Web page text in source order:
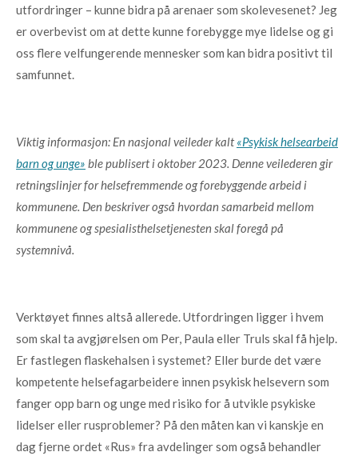
utfordringer – kunne bidra på arenaer som skolevesenet? Jeg
er overbevist om at dette kunne forebygge mye lidelse og gi
oss flere velfungerende mennesker som kan bidra positivt til
samfunnet.
Viktig informasjon: En nasjonal veileder kalt «Psykisk helsearbeid
barn og unge» ble publisert i oktober 2023. Denne veilederen gir
retningslinjer for helsefremmende og forebyggende arbeid i
kommunene. Den beskriver også hvordan samarbeid mellom
kommunene og spesialisthelsetjenesten skal foregå på
systemnivå.
Verktøyet finnes altså allerede. Utfordringen ligger i hvem
som skal ta avgjørelsen om Per, Paula eller Truls skal få hjelp.
Er fastlegen flaskehalsen i systemet? Eller burde det være
kompetente helsefagarbeidere innen psykisk helsevern som
fanger opp barn og unge med risiko for å utvikle psykiske
lidelser eller rusproblemer? På den måten kan vi kanskje en
dag fjerne ordet «Rus» fra avdelinger som også behandler